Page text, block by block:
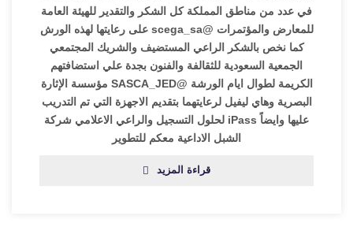
في عدد من مناطق المملكة كل الشكر والتقدير للهيئة العامة
للمعارض والمؤتمرات @scega_sa على رعايتها لهذه الورش
كما نخص بالشكر الراعي المستضيف والشريك المجتمعي
الجمعية السعودية للثقالفة والفنون بجدة علي استضافتهم
الكريمة لطوال ايام الورشة @SASCA_JED مؤسسة الإثارة
البصرية وهاي ليفيل لرعايتهما بتقديم الاجهزة التي تم التدريب
عليها وايضاً iPass لحلول التسجيل والراعي الاعلامي شركة
الشبل الاداعية معكم للتطوير
قراءة المزيد